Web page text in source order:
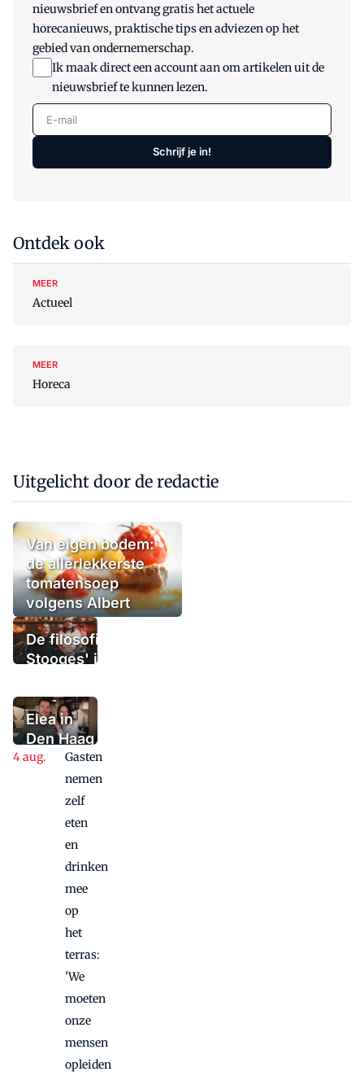
nieuwsbrief en ontvang gratis het actuele
horecanieuws, praktische tips en adviezen op het
gebied van ondernemerschap.
Ik maak direct een account aan om artikelen uit de
nieuwsbrief te kunnen lezen.
E-mail
Schrijf je in!
Ontdek ook
MEER
Actueel
MEER
Horeca
Uitgelicht door de redactie
Van eigen bodem:
de allerlekkerste
tomatensoep
volgens Albert
Kooy
De filosofie van
Stooges' in
meest
besproken
burgerrestaurant
van Nederland
Elea in
Den Haag
kijkt na
toekomst:
'Waar
hecht de
gast écht
waarde
Gasten
nemen
zelf
eten
en
drinken
mee
op
het
terras:
'We
moeten
onze
mensen
opleiden